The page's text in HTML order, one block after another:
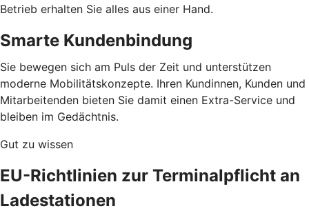
Betrieb erhalten Sie alles aus einer Hand.
Smarte Kundenbindung
Sie bewegen sich am Puls der Zeit und unterstützen
moderne Mobilitätskonzepte. Ihren Kundinnen, Kunden und
Mitarbeitenden bieten Sie damit einen Extra-Service und
bleiben im Gedächtnis.
Gut zu wissen
EU-Richtlinien zur Terminalpflicht an
Ladestationen